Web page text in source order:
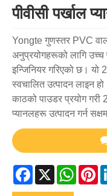
पीवीसी पर्खाल
Yongte गुणस्तर PVC
अनुप्रयोगहरूको लागि उच्च
इन्जिनियर गरिएको छ। यो
स्वचालित उत्पादन लाइन
काठको पाउडर प्रयोग गरी
प्यानलहरू उत्पादन गर्न
Facebook
X